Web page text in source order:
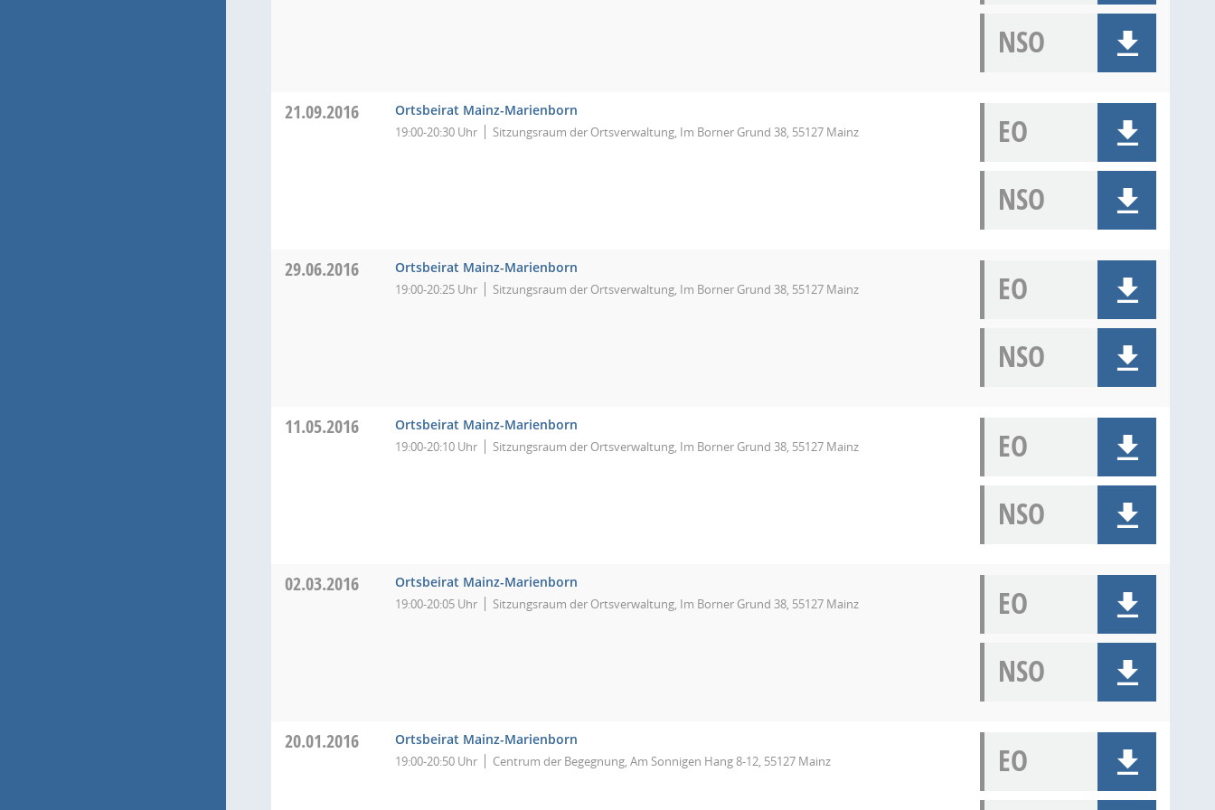
NSO
21.09.2016 Ortsbeirat Mainz-Marienborn
19:00-20:30 Uhr Sitzungsraum der Ortsverwaltung, Im Borner Grund 38, 55127 Mainz
EO
NSO
29.06.2016 Ortsbeirat Mainz-Marienborn
19:00-20:25 Uhr Sitzungsraum der Ortsverwaltung, Im Borner Grund 38, 55127 Mainz
EO
NSO
11.05.2016 Ortsbeirat Mainz-Marienborn
19:00-20:10 Uhr Sitzungsraum der Ortsverwaltung, Im Borner Grund 38, 55127 Mainz
EO
NSO
02.03.2016 Ortsbeirat Mainz-Marienborn
19:00-20:05 Uhr Sitzungsraum der Ortsverwaltung, Im Borner Grund 38, 55127 Mainz
EO
NSO
20.01.2016 Ortsbeirat Mainz-Marienborn
19:00-20:50 Uhr Centrum der Begegnung, Am Sonnigen Hang 8-12, 55127 Mainz
EO